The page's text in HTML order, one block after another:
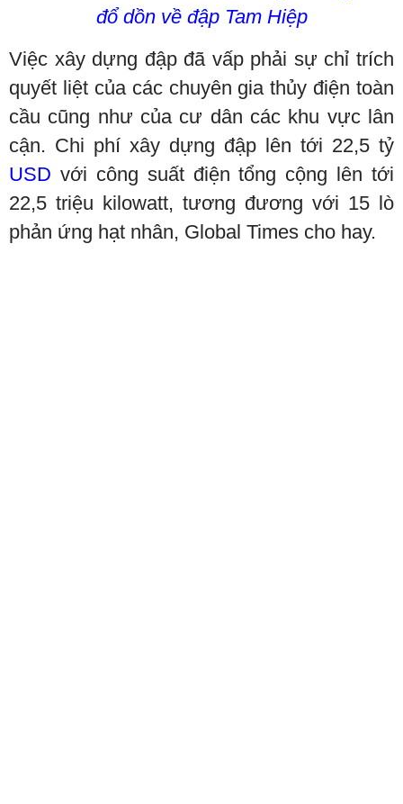
đổ dồn về đập Tam Hiệp
Việc xây dựng đập đã vấp phải sự chỉ trích
quyết liệt của các chuyên gia thủy điện toàn
cầu cũng như của cư dân các khu vực lân
cận. Chi phí xây dựng đập lên tới 22,5 tỷ
USD với công suất điện tổng cộng lên tới
22,5 triệu kilowatt, tương đương với 15 lò
phản ứng hạt nhân, Global Times cho hay.